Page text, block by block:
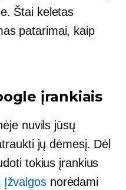
Štai keletas
patarimai, kaip
įrankiais
nuvils jūsų
jų dėmesį. Dėl
tokius įrankius
​​Įžvalgosnorėdami